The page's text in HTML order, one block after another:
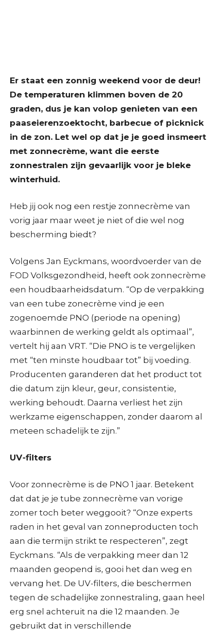
Er staat een zonnig weekend voor de deur!
De temperaturen klimmen boven de 20
graden, dus je kan volop genieten van een
paaseierenzoektocht, barbecue of picknick
in de zon. Let wel op dat je je goed insmeert
met zonnecrème, want die eerste
zonnestralen zijn gevaarlijk voor je bleke
winterhuid.
Heb jij ook nog een restje zonnecrème van
vorig jaar maar weet je niet of die wel nog
bescherming biedt?
Volgens Jan Eyckmans, woordvoerder van de
FOD Volksgezondheid, heeft ook zonnecrème
een houdbaarheidsdatum. “Op de verpakking
van een tube zonecrème vind je een
zogenoemde PNO (periode na opening)
waarbinnen de werking geldt als optimaal”,
vertelt hij aan VRT. “Die PNO is te vergelijken
met “ten minste houdbaar tot” bij voeding.
Producenten garanderen dat het product tot
die datum zijn kleur, geur, consistentie,
werking behoudt. Daarna verliest het zijn
werkzame eigenschappen, zonder daarom al
meteen schadelijk te zijn.”
UV-filters
Voor zonnecrème is de PNO 1 jaar. Betekent
dat dat je je tube zonnecrème van vorige
zomer toch beter weggooit? “Onze experts
raden in het geval van zonneproducten toch
aan die termijn strikt te respecteren”, zegt
Eyckmans. “Als de verpakking meer dan 12
maanden geopend is, gooi het dan weg en
vervang het. De UV-filters, die beschermen
tegen de schadelijke zonnestraling, gaan heel
erg snel achteruit na die 12 maanden. Je
gebruikt dat in verschillende